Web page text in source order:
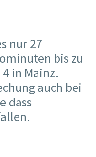
nur 27
bis zu
in Mainz.
auch bei
dass